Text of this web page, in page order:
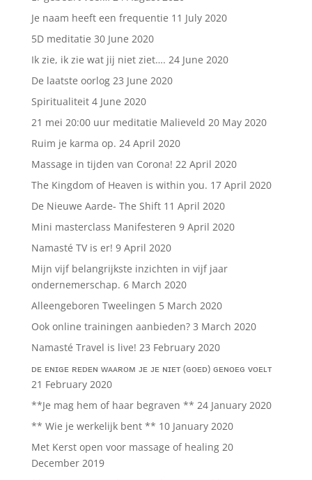
Je naam heeft een frequentie 11 July 2020
5D meditatie 30 June 2020
Ik zie, ik zie wat jij niet ziet…. 24 June 2020
De laatste oorlog 23 June 2020
Spiritualiteit 4 June 2020
21 mei 20:00 uur meditatie Malieveld 20 May 2020
Ruim je karma op. 24 April 2020
Massage in tijden van Corona! 22 April 2020
The Kingdom of Heaven is within you. 17 April 2020
De Nieuwe Aarde- The Shift 11 April 2020
Mini masterclass Manifesteren 9 April 2020
Namasté TV is er! 9 April 2020
Mijn vijf belangrijkste inzichten in vijf jaar
ondernemerschap. 6 March 2020
Alleengeboren Tweelingen 5 March 2020
Ook online trainingen aanbieden? 3 March 2020
Namasté Travel is live! 23 February 2020
ᴅᴇ ᴇɴɪɢᴇ ʀᴇᴅᴇɴ ᴡᴀᴀʀᴏᴍ ᴊᴇ ᴊᴇ ɴɪᴇᴛ (ɢᴏᴇᴅ) ɢᴇɴᴏᴇɢ ᴠᴏᴇʟᴛ
21 February 2020
**Je mag hem of haar begraven ** 24 January 2020
** Wie je werkelijk bent ** 10 January 2020
Met Kerst open voor massage of healing 20
December 2019